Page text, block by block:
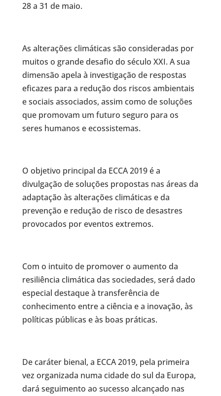
28 a 31 de maio.
As alterações climáticas são consideradas por
muitos o grande desafio do século XXI. A sua
dimensão apela à investigação de respostas
eficazes para a redução dos riscos ambientais
e sociais associados, assim como de soluções
que promovam um futuro seguro para os
seres humanos e ecossistemas.
O objetivo principal da ECCA 2019 é a
divulgação de soluções propostas nas áreas da
adaptação às alterações climáticas e da
prevenção e redução de risco de desastres
provocados por eventos extremos.
Com o intuito de promover o aumento da
resiliência climática das sociedades, será dado
especial destaque à transferência de
conhecimento entre a ciência e a inovação, às
políticas públicas e às boas práticas.
De caráter bienal, a ECCA 2019, pela primeira
vez organizada numa cidade do sul da Europa,
dará seguimento ao sucesso alcançado nas